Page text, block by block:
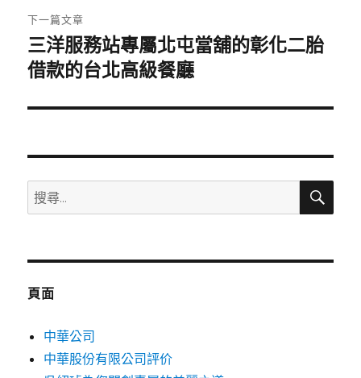
章:
下一篇文章
下
一
文
三洋服務站專屬北屯當舖的彰化二胎
借款的台北高級餐廳
搜
尋
鍵
搜
頁面
中華公司
中華股份有限公司評价